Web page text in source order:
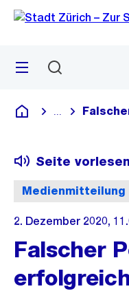
Navigation
Sprunglink
Menü
Deutsch
Blende alle
Medienmitteilung
Seite vorlesen
2. Dezember 2020,
Falscher